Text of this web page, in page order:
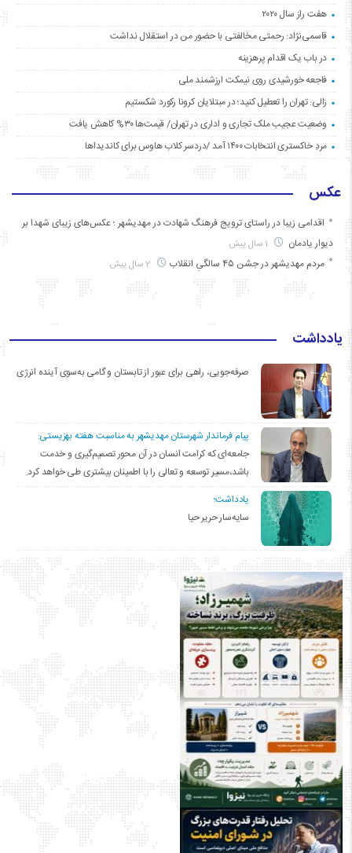
هفت راز سال ۲۰۲۰
قاسمی‌نژاد: رحمتی مخالفتی با حضور من در استقلال نداشت
در باب یک اقدام پرهزینه
فاجعه خورشیدی روی نیمکت ارزشمند ملی
زالی: تهران را تعطیل کنید؛ در مبتلایان کرونا رکورد شکستیم
وضعیت عجیب ملک تجاری و اداری در تهران/ قیمت‌ها ۳۰% کاهش یافت
مردِ خاکستری انتخابات ۱۴۰۰ آمد /دردسر کلاب هاوس برای کاندیداها
عکس
اقدامی زیبا در راستای ترویج فرهنگ شهادت در مهدیشهر ؛ عکس‌های زیبای شهدا بر
دیوار یادمان
مردم مهدیشهر در جشن ۴۵ سالگیِ انقلاب
یادداشت
صرفه‌جویی، راهی برای عبور از تابستان و گامی به‌سوی آینده انرژی
پیام فرماندار شهرستان مهدیشهر به مناسبت هفته بهزیستی:
جامعه‌ای که کرامت انسان در آن محور تصمیم‌گیری و خدمت
باشد،مسیر توسعه و تعالی را با اطمینان بیشتری طی خواهد کرد.
یادداشت؛
سایه‌سار حریر حیا